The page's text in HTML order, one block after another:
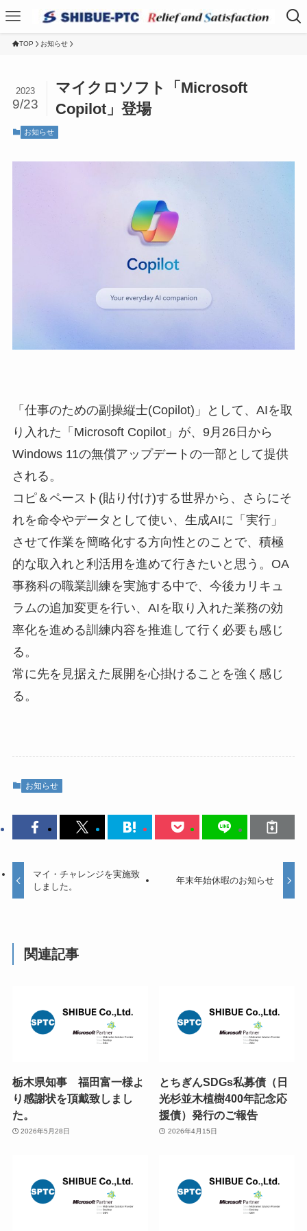
TOP お知らせ
マイクロソフト「Microsoft
Copilot」登場
2023
9/23
お知らせ
「仕事のための副操縦士(Copilot)」として、AIを取
り入れた「Microsoft Copilot」が、9月26日から
Windows 11の無償アップデートの一部として提供
される。
コピ＆ペースト(貼り付け)する世界から、さらにそ
れを命令やデータとして使い、生成AIに「実行」
させて作業を簡略化する方向性とのことで、積極
的な取入れと利活用を進めて行きたいと思う。OA
事務科の職業訓練を実施する中で、今後カリキュ
ラムの追加変更を行い、AIを取り入れた業務の効
率化を進める訓練内容を推進して行く必要も感じ
る。
常に先を見据えた展開を心掛けることを強く感じ
る。
お知らせ
マイ・チャレンジを実施致
しました。
年末年始休暇のお知らせ
関連記事
栃木県知事 福田富一様よ
り感謝状を頂戴致しまし
た。
2026年5月28日
とちぎんSDGs私募債（日
光杉並木植樹400年記念応
援債）発行のご報告
2026年4月15日